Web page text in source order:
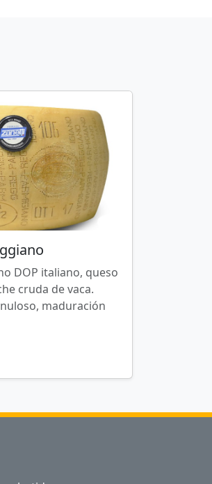
DOP italiano, queso
cruda de vaca.
maduración